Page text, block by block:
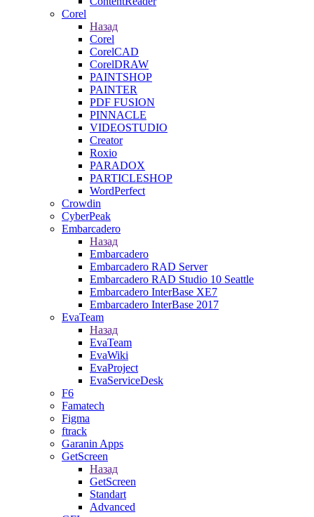
Corel
Назад
Corel
CorelCAD
CorelDRAW
PAINTSHOP
PAINTER
PDF FUSION
PINNACLE
VIDEOSTUDIO
Creator
Roxio
PARADOX
PARTICLESHOP
WordPerfect
Crowdin
CyberPeak
Embarcadero
Назад
Embarcadero
Embarcadero RAD Server
Embarcadero RAD Studio 10 Seattle
Embarcadero InterBase XE7
Embarcadero InterBase 2017
EvaTeam
Назад
EvaTeam
EvaWiki
EvaProject
EvaServiceDesk
F6
Famatech
Figma
ftrack
Garanin Apps
GetScreen
Назад
GetScreen
Standart
Advanced